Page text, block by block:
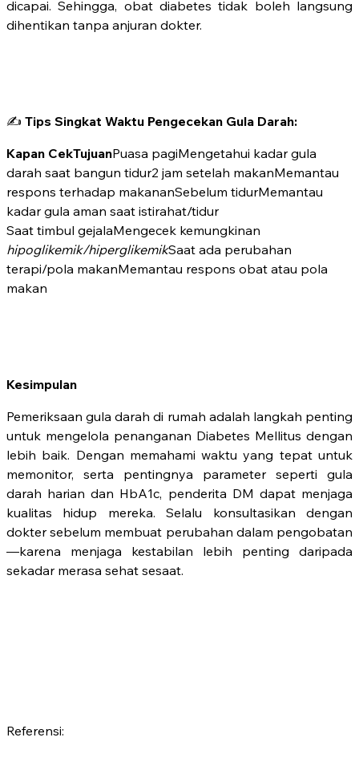
dicapai. Sehingga, obat diabetes tidak boleh langsung
dihentikan tanpa anjuran dokter.
✍️ Tips Singkat Waktu Pengecekan Gula Darah:
Kapan CekTujuanPuasa pagiMengetahui kadar gula
darah saat bangun tidur2 jam setelah makanMemantau
respons terhadap makananSebelum tidurMemantau
kadar gula aman saat istirahat/tidur
Saat timbul gejalaMengecek kemungkinan
hipoglikemik/hiperglikemikSaat ada perubahan
terapi/pola makanMemantau respons obat atau pola
makan
Kesimpulan
Pemeriksaan gula darah di rumah adalah langkah penting
untuk mengelola penanganan Diabetes Mellitus dengan
lebih baik. Dengan memahami waktu yang tepat untuk
memonitor, serta pentingnya parameter seperti gula
darah harian dan HbA1c, penderita DM dapat menjaga
kualitas hidup mereka. Selalu konsultasikan dengan
dokter sebelum membuat perubahan dalam pengobatan
—karena menjaga kestabilan lebih penting daripada
sekadar merasa sehat sesaat.
Referensi: